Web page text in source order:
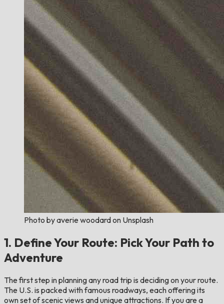
Photo by averie woodard on Unsplash
1. Define Your Route: Pick Your Path to
Adventure
The first step in planning any road trip is deciding on your route.
The U.S. is packed with famous roadways, each offering its
own set of scenic views and unique attractions. If you are a